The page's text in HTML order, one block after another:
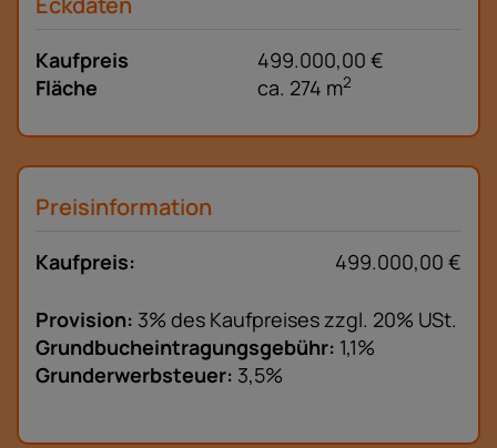
Kaufpreis
499.000,00 €
Fläche
ca. 274 m2
Preisinformation
Kaufpreis: 499.000,00 €
Provision: 3% des Kaufpreises zzgl. 20% USt.
Grundbucheintragungsgebühr: 1,1%
Grunderwerbsteuer: 3,5%